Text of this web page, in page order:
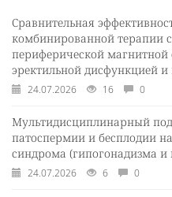
Сравнительная
комбинированной терапии
периферической магнитной
эректильной дисфункцией
24.07.2026 16 0
Мультидисциплинарный
патоспермии и бесплодии
синдрома (гипогонадизма и
24.07.2026 6 0